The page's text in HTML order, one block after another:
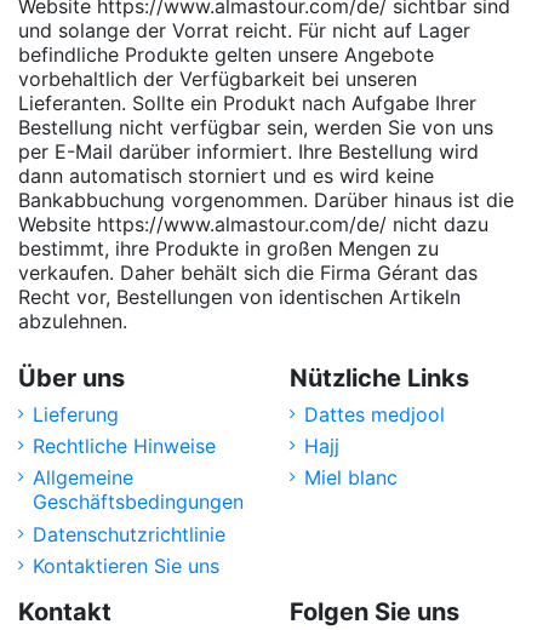
Website https://www.almastour.com/de/ sichtbar sind
und solange der Vorrat reicht. Für nicht auf Lager
befindliche Produkte gelten unsere Angebote
vorbehaltlich der Verfügbarkeit bei unseren
Lieferanten. Sollte ein Produkt nach Aufgabe Ihrer
Bestellung nicht verfügbar sein, werden Sie von uns
per E-Mail darüber informiert. Ihre Bestellung wird
dann automatisch storniert und es wird keine
Bankabbuchung vorgenommen. Darüber hinaus ist die
Website https://www.almastour.com/de/ nicht dazu
bestimmt, ihre Produkte in großen Mengen zu
verkaufen. Daher behält sich die Firma Gérant das
Recht vor, Bestellungen von identischen Artikeln
abzulehnen.
Über uns
Lieferung
Rechtliche Hinweise
Allgemeine
Geschäftsbedingungen
Datenschutzrichtlinie
Kontaktieren Sie uns
Nützliche Links
Dattes medjool
Hajj
Miel blanc
Kontakt Folgen Sie uns